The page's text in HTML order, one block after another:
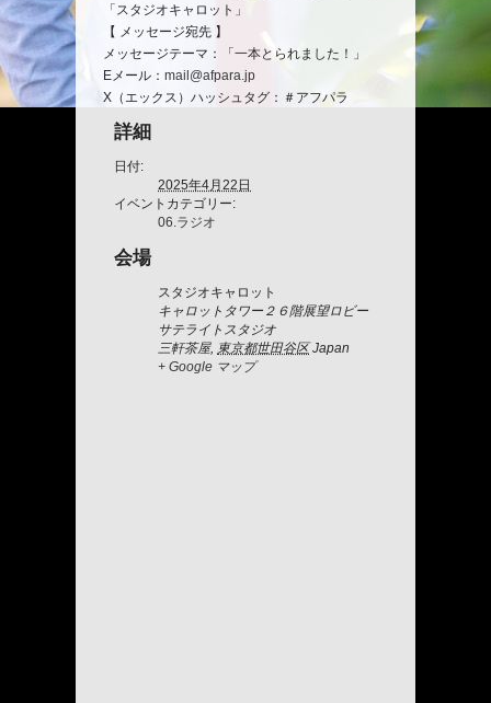
「スタジオキャロット」
【 メッセージ宛先 】
メッセージテーマ：「一本とられました！」
Eメール： mail@afpara.jp
X（エックス）ハッシュタグ：＃アフパラ
詳細
日付:
2025年4月22日
イベントカテゴリー:
06.ラジオ
会場
スタジオキャロット
キャロットタワー２６階展望ロビー
サテライトスタジオ
三軒茶屋, 東京都世田谷区 Japan
+ Google マップ